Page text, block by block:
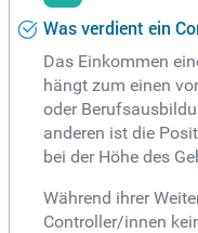
Was verdient ein
Das Einkommen
hängt zum einen
oder
anderen ist die
bei der Höhe des
Während ihrer
Controller/innen